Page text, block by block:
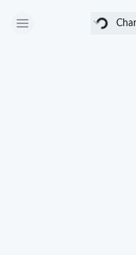
Chargement...